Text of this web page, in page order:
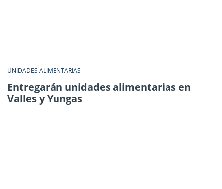
UNIDADES ALIMENTARIAS
Entregarán unidades alimentarias en
Valles y Yungas